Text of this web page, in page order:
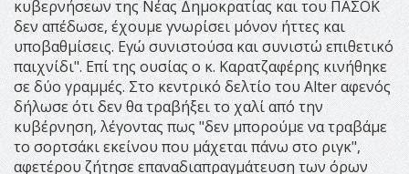
κυβερνήσεων της Νέας Δημοκρατίας και του ΠΑΣΟΚ
δεν απέδωσε, έχουμε γνωρίσει μόνον ήττες και
υποβαθμίσεις. Εγώ συνιστούσα και συνιστώ επιθετικό
παιχνίδι". Επί της ουσίας ο κ. Καρατζαφέρης κινήθηκε
σε δύο γραμμές. Στο κεντρικό δελτίο του Alter αφενός
δήλωσε ότι δεν θα τραβήξει το χαλί από την
κυβέρνηση, λέγοντας πως "δεν μπορούμε να τραβάμε
το σορτσάκι εκείνου που μάχεται πάνω στο ριγκ",
αφετέρου ζήτησε επαναδιαπραγμάτευση των όρων